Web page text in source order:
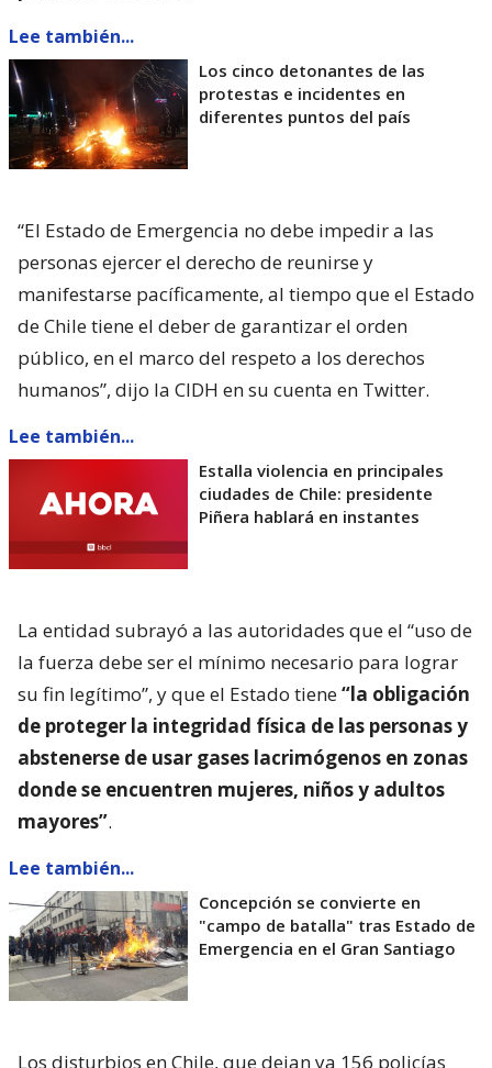
Lee también...
Los cinco detonantes de las
protestas e incidentes en
diferentes puntos del país
“El Estado de Emergencia no debe impedir a las
personas ejercer el derecho de reunirse y
manifestarse pacíficamente, al tiempo que el Estado
de Chile tiene el deber de garantizar el orden
público, en el marco del respeto a los derechos
humanos”, dijo la CIDH en su cuenta en Twitter.
Lee también...
Estalla violencia en principales
ciudades de Chile: presidente
Piñera hablará en instantes
La entidad subrayó a las autoridades que el “uso de
la fuerza debe ser el mínimo necesario para lograr
su fin legítimo”, y que el Estado tiene“la obligación
de proteger la integridad física de las personas y
abstenerse de usar gases lacrimógenos en zonas
donde se encuentren mujeres, niños y adultos
mayores”.
Lee también...
Concepción se convierte en
"campo de batalla" tras Estado de
Emergencia en el Gran Santiago
Los disturbios en Chile, que dejan ya 156 policías